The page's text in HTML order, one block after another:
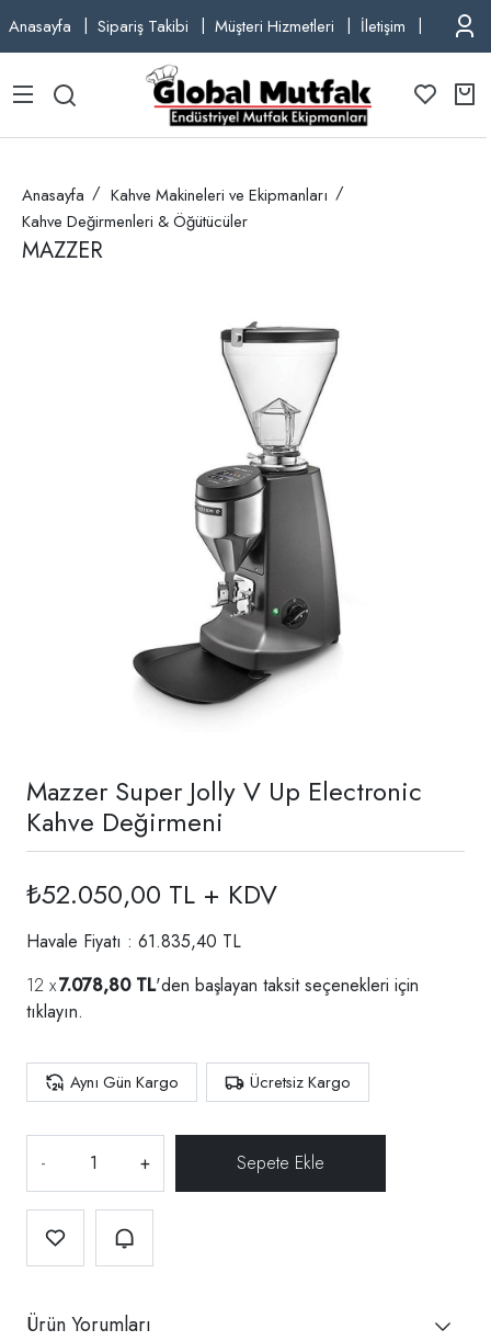
Anasayfa Sipariş Takibi Müşteri Hizmetleri İletişim TEL:
Anasayfa
Kahve Makineleri ve Ekipmanları
Kahve Değirmenleri & Öğütücüler
MAZZER
Mazzer Super Jolly V Up Electronic
Kahve Değirmeni
₺52.050,00 TL + KDV
Havale Fiyatı : 61.835,40 TL
7.078,80 TL'den başlayan taksit seçenekleri için
tıklayın.
Aynı Gün Kargo Ücretsiz Kargo
- +
Ürün Yorumları